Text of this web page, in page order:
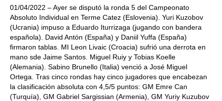
01/04/2022 – Ayer se disputó la ronda 5 del Campeonato
Absoluto Individual en Terme Catez (Eslovenia). Yuri Kuzobov
(Ucrania) impuso a Eduardo Iturrizaga (jugando con bandera
española). David Antón (España) y Daniil Yuffa (España)
firmaron tablas. MI Leon Livaic (Croacia) sufrió una derrota en
mano sde Jaime Santos. Miguel Ruiy y Tobias Koelle
(Alemania). Sabino Brunello (Italia) venció a José Miguel
Ortega. Tras cinco rondas hay cinco jugadores que encabezan
la clasificación absoluta con 4,5/5 puntos: GM Emre Can
(Turquía), GM Gabriel Sargissian (Armenia), GM Yuriy Kuzubov